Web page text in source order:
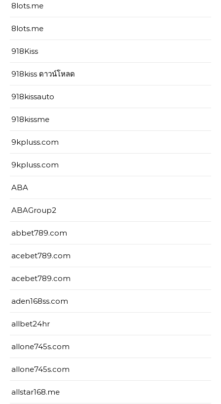
8lots.me
8lots.me
918Kiss
918kiss ดาวน์โหลด
918kissauto
918kissme
9kpluss.com
9kpluss.com
ABA
ABAGroup2
abbet789.com
acebet789.com
acebet789.com
aden168ss.com
allbet24hr
allone745s.com
allone745s.com
allstar168.me